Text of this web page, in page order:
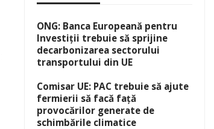
ONG: Banca Europeană pentru
Investiții trebuie să sprijine
decarbonizarea sectorului
transportului din UE
Comisar UE: PAC trebuie să ajute
fermierii să facă față
provocărilor generate de
schimbările climatice